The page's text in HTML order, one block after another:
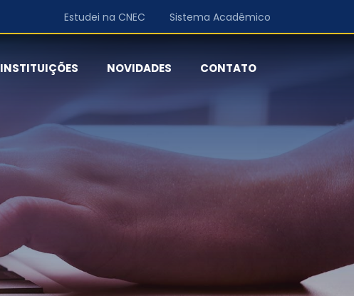
Estudei na CNEC Sistema Acadêmico
INSTITUIÇÕES NOVIDADES CONTATO